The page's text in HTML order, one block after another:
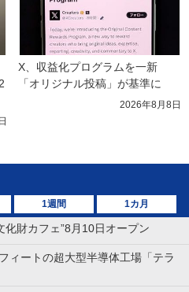
X、収益化プログラムを一新
「オリジナル投稿」が基準に
2026年8月8日
1週間 1カ月
化財カフェ”8月10日オープン
ィートの超大型半導体工場「テラ